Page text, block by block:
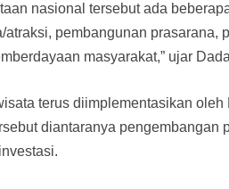
nasional tersebut ada
pembangunan prasarana,
masyarakat,” ujar
terus diimplementasikan oleh
diantaranya pengembangan